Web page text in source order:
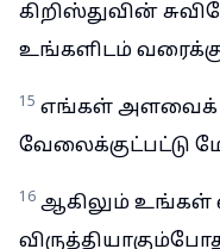
கிறிஸ்துவின்
உங்களிடம்
15 எங்கள் அளவைக்
வேலைக்குட்பட்டு
16 ஆகிலும் உங்கள்